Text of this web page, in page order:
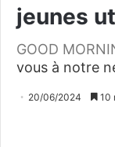
jeunes
GOOD
vous à notre
20/06/2024 10